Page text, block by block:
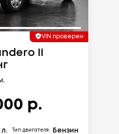
VIN проверен
II
р.
л. Тип двигателя: Бензин